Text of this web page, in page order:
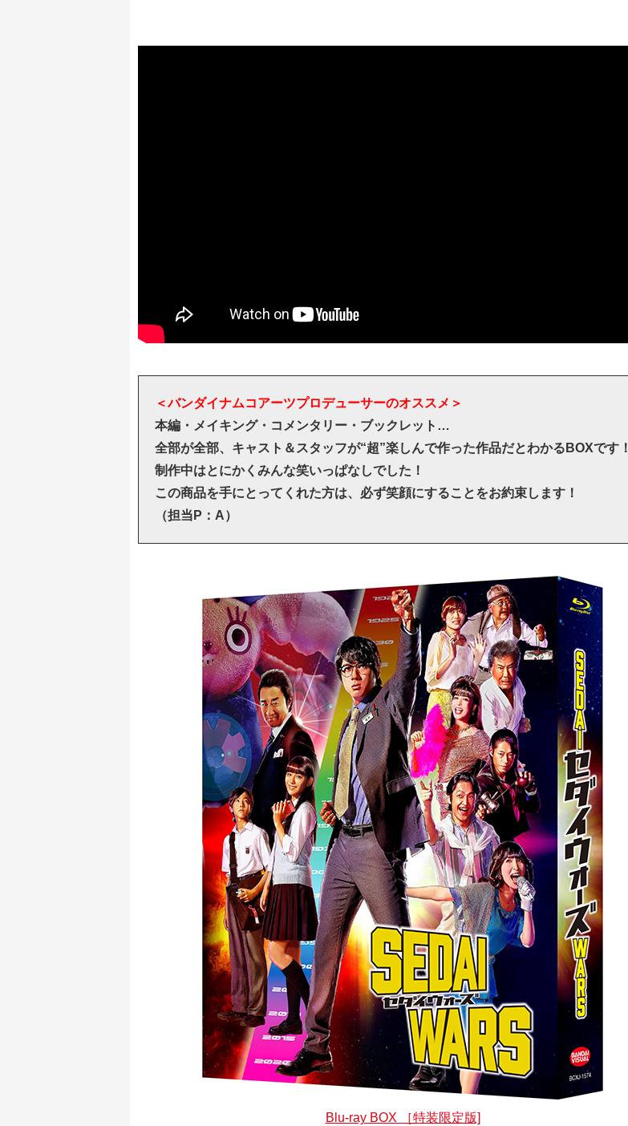
＜バンダイナムコアーツプロデューサーのオススメ＞
本編・メイキング・コメンタリー・ブックレット…
全部が全部、キャスト＆スタッフが“超”楽しんで作った作品だとわかるBOXです！
制作中はとにかくみんな笑いっぱなしでした！
この商品を手にとってくれた方は、必ず笑顔にすることをお約束します！
（担当P：A）
Blu-ray BOX ［特装限定版]